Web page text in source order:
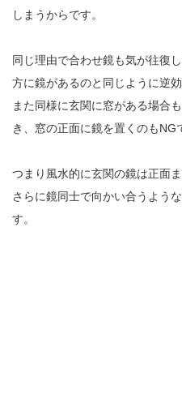
しまうからです。
同じ理由で合わせ鏡も気が往復
方に鏡があるのと同じように逆
また同様に玄関に窓がある場合
き、窓の正面に鏡を置くのもNG
つまり風水的に玄関の鏡は正面
さらに鏡同士で向かい合うよう
す。